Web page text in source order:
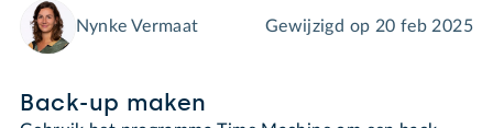
Nynke Vermaat Gewijzigd op 20 feb 2025
Back-up maken